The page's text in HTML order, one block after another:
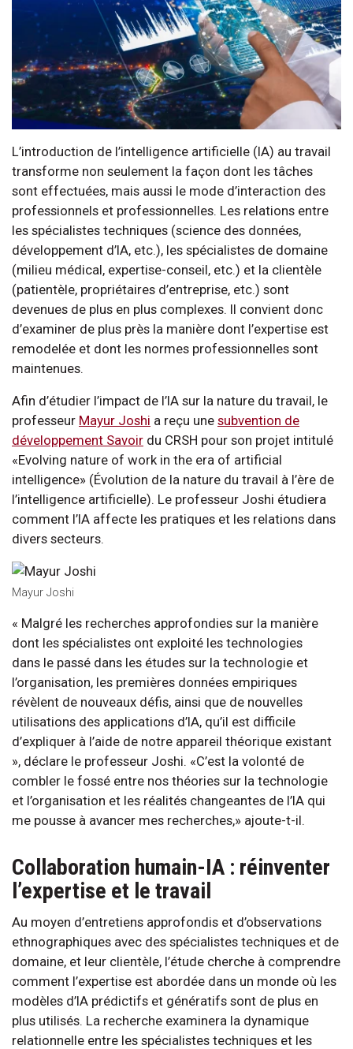
L’introduction de l’intelligence artificielle (IA) au travail
transforme non seulement la façon dont les tâches
sont effectuées, mais aussi le mode d’interaction des
professionnels et professionnelles. Les relations entre
les spécialistes techniques (science des données,
développement d’IA, etc.), les spécialistes de domaine
(milieu médical, expertise-conseil, etc.) et la clientèle
(patientèle, propriétaires d’entreprise, etc.) sont
devenues de plus en plus complexes. Il convient donc
d’examiner de plus près la manière dont l’expertise est
remodelée et dont les normes professionnelles sont
maintenues.
Afin d’étudier l’impact de l’IA sur la nature du travail, le
professeur Mayur Joshi a reçu une subvention de
développement Savoir du CRSH pour son projet intitulé
«Evolving nature of work in the era of artificial
intelligence» (Évolution de la nature du travail à l’ère de
l’intelligence artificielle). Le professeur Joshi étudiera
comment l’IA affecte les pratiques et les relations dans
divers secteurs.
Mayur Joshi
« Malgré les recherches approfondies sur la manière
dont les spécialistes ont exploité les technologies
dans le passé dans les études sur la technologie et
l’organisation, les premières données empiriques
révèlent de nouveaux défis, ainsi que de nouvelles
utilisations des applications d’IA, qu’il est difficile
d’expliquer à l’aide de notre appareil théorique existant
», déclare le professeur Joshi. «C’est la volonté de
combler le fossé entre nos théories sur la technologie
et l’organisation et les réalités changeantes de l’IA qui
me pousse à avancer mes recherches,» ajoute-t-il.
Collaboration humain-IA : réinventer
l’expertise et le travail
Au moyen d’entretiens approfondis et d’observations
ethnographiques avec des spécialistes techniques et de
domaine, et leur clientèle, l’étude cherche à comprendre
comment l’expertise est abordée dans un monde où les
modèles d’IA prédictifs et génératifs sont de plus en
plus utilisés. La recherche examinera la dynamique
relationnelle entre les spécialistes techniques et les